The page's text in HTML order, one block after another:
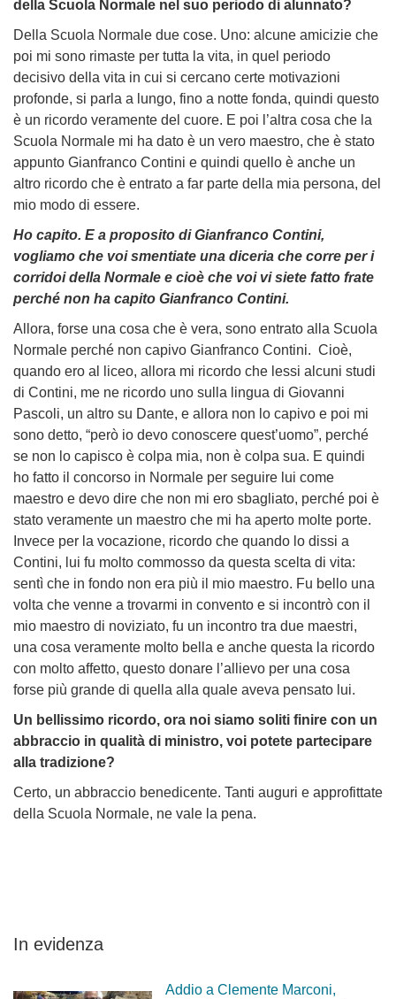
della Scuola Normale nel suo periodo di alunnato?
Della Scuola Normale due cose. Uno: alcune amicizie che
poi mi sono rimaste per tutta la vita, in quel periodo
decisivo della vita in cui si cercano certe motivazioni
profonde, si parla a lungo, fino a notte fonda, quindi questo
è un ricordo veramente del cuore. E poi l’altra cosa che la
Scuola Normale mi ha dato è un vero maestro, che è stato
appunto Gianfranco Contini e quindi quello è anche un
altro ricordo che è entrato a far parte della mia persona, del
mio modo di essere.
Ho capito. E a proposito di Gianfranco Contini,
vogliamo che voi smentiate una diceria che corre per i
corridoi della Normale e cioè che voi vi siete fatto frate
perché non ha capito Gianfranco Contini.
Allora, forse una cosa che è vera, sono entrato alla Scuola
Normale perché non capivo Gianfranco Contini. Cioè,
quando ero al liceo, allora mi ricordo che lessi alcuni studi
di Contini, me ne ricordo uno sulla lingua di Giovanni
Pascoli, un altro su Dante, e allora non lo capivo e poi mi
sono detto, “però io devo conoscere quest’uomo”, perché
se non lo capisco è colpa mia, non è colpa sua. E quindi
ho fatto il concorso in Normale per seguire lui come
maestro e devo dire che non mi ero sbagliato, perché poi è
stato veramente un maestro che mi ha aperto molte porte.
Invece per la vocazione, ricordo che quando lo dissi a
Contini, lui fu molto commosso da questa scelta di vita:
sentì che in fondo non era più il mio maestro. Fu bello una
volta che venne a trovarmi in convento e si incontrò con il
mio maestro di noviziato, fu un incontro tra due maestri,
una cosa veramente molto bella e anche questa la ricordo
con molto affetto, questo donare l’allievo per una cosa
forse più grande di quella alla quale aveva pensato lui.
Un bellissimo ricordo, ora noi siamo soliti finire con un
abbraccio in qualità di ministro, voi potete partecipare
alla tradizione?
Certo, un abbraccio benedicente. Tanti auguri e approfittate
della Scuola Normale, ne vale la pena.
In evidenza
Addio a Clemente Marconi,